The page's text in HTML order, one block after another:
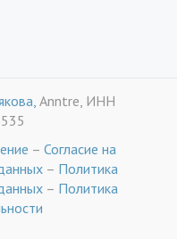
Anntre, ИНН
– Согласие на
– Политика
– Политика